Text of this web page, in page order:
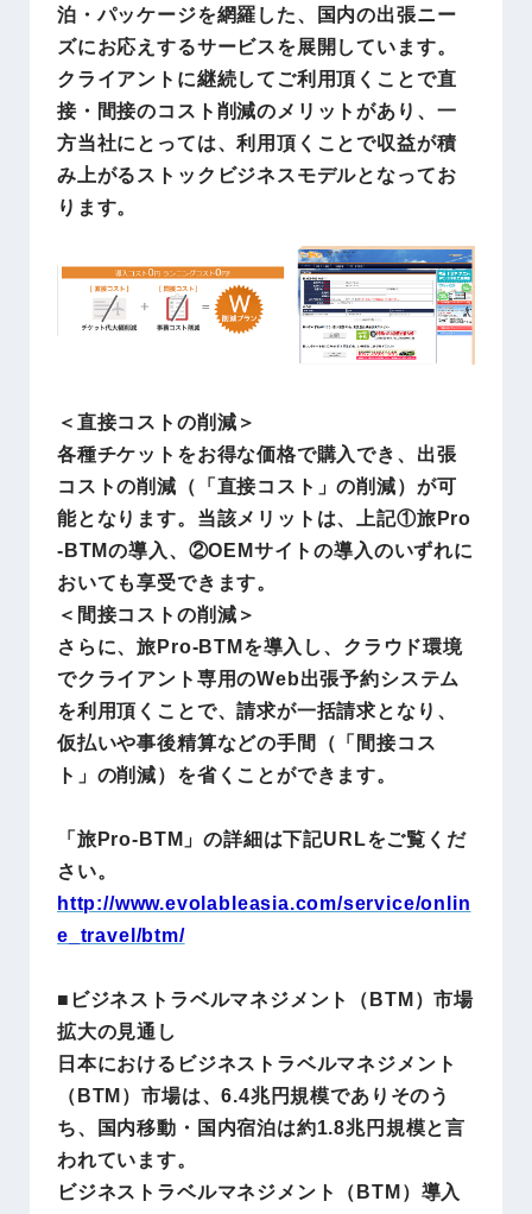
泊・パッケージを網羅した、国内の出張ニー
ズにお応えするサービスを展開しています。
クライアントに継続してご利用頂くことで直
接・間接のコスト削減のメリットがあり、一
方当社にとっては、利用頂くことで収益が積
み上がるストックビジネスモデルとなってお
ります。
＜直接コストの削減＞
各種チケットをお得な価格で購入でき、出張
コストの削減（「直接コスト」の削減）が可
能となります。当該メリットは、上記①旅Pro
-BTMの導入、②OEMサイトの導入のいずれに
おいても享受できます。
＜間接コストの削減＞
さらに、旅Pro-BTMを導入し、クラウド環境
でクライアント専用のWeb出張予約システム
を利用頂くことで、請求が一括請求となり、
仮払いや事後精算などの手間（「間接コス
ト」の削減）を省くことができます。
「旅Pro-BTM」の詳細は下記URLをご覧くだ
さい。
http://www.evolableasia.com/service/onlin
e_travel/btm/
■ビジネストラベルマネジメント（BTM）市場
拡大の見通し
日本におけるビジネストラベルマネジメント
（BTM）市場は、6.4兆円規模でありそのう
ち、国内移動・国内宿泊は約1.8兆円規模と言
われています。
ビジネストラベルマネジメント（BTM）導入